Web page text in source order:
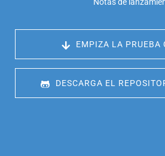
Notas de
EMPIZA LA PRUEBA
DESCARGA EL